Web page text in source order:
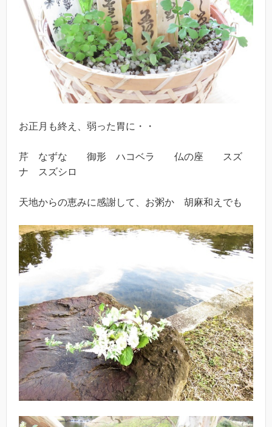
お正月も終え、弱った胃に・・
芹 なずな 御形 ハコベラ 仏の座 スズ
ナ スズシロ
天地からの恵みに感謝して、お粥か 胡麻和えでも